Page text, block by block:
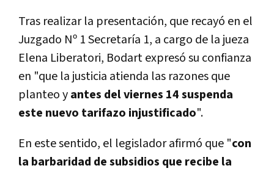
Tras realizar la presentación, que recayó en el
Juzgado Nº 1 Secretaría 1, a cargo de la jueza
Elena Liberatori, Bodart expresó su confianza
en "que la justicia atienda las razones que
planteo yantes del viernes 14 suspenda
este nuevo tarifazo injustificado".
En este sentido, el legislador afirmó que "con
la barbaridad de subsidios que recibe la